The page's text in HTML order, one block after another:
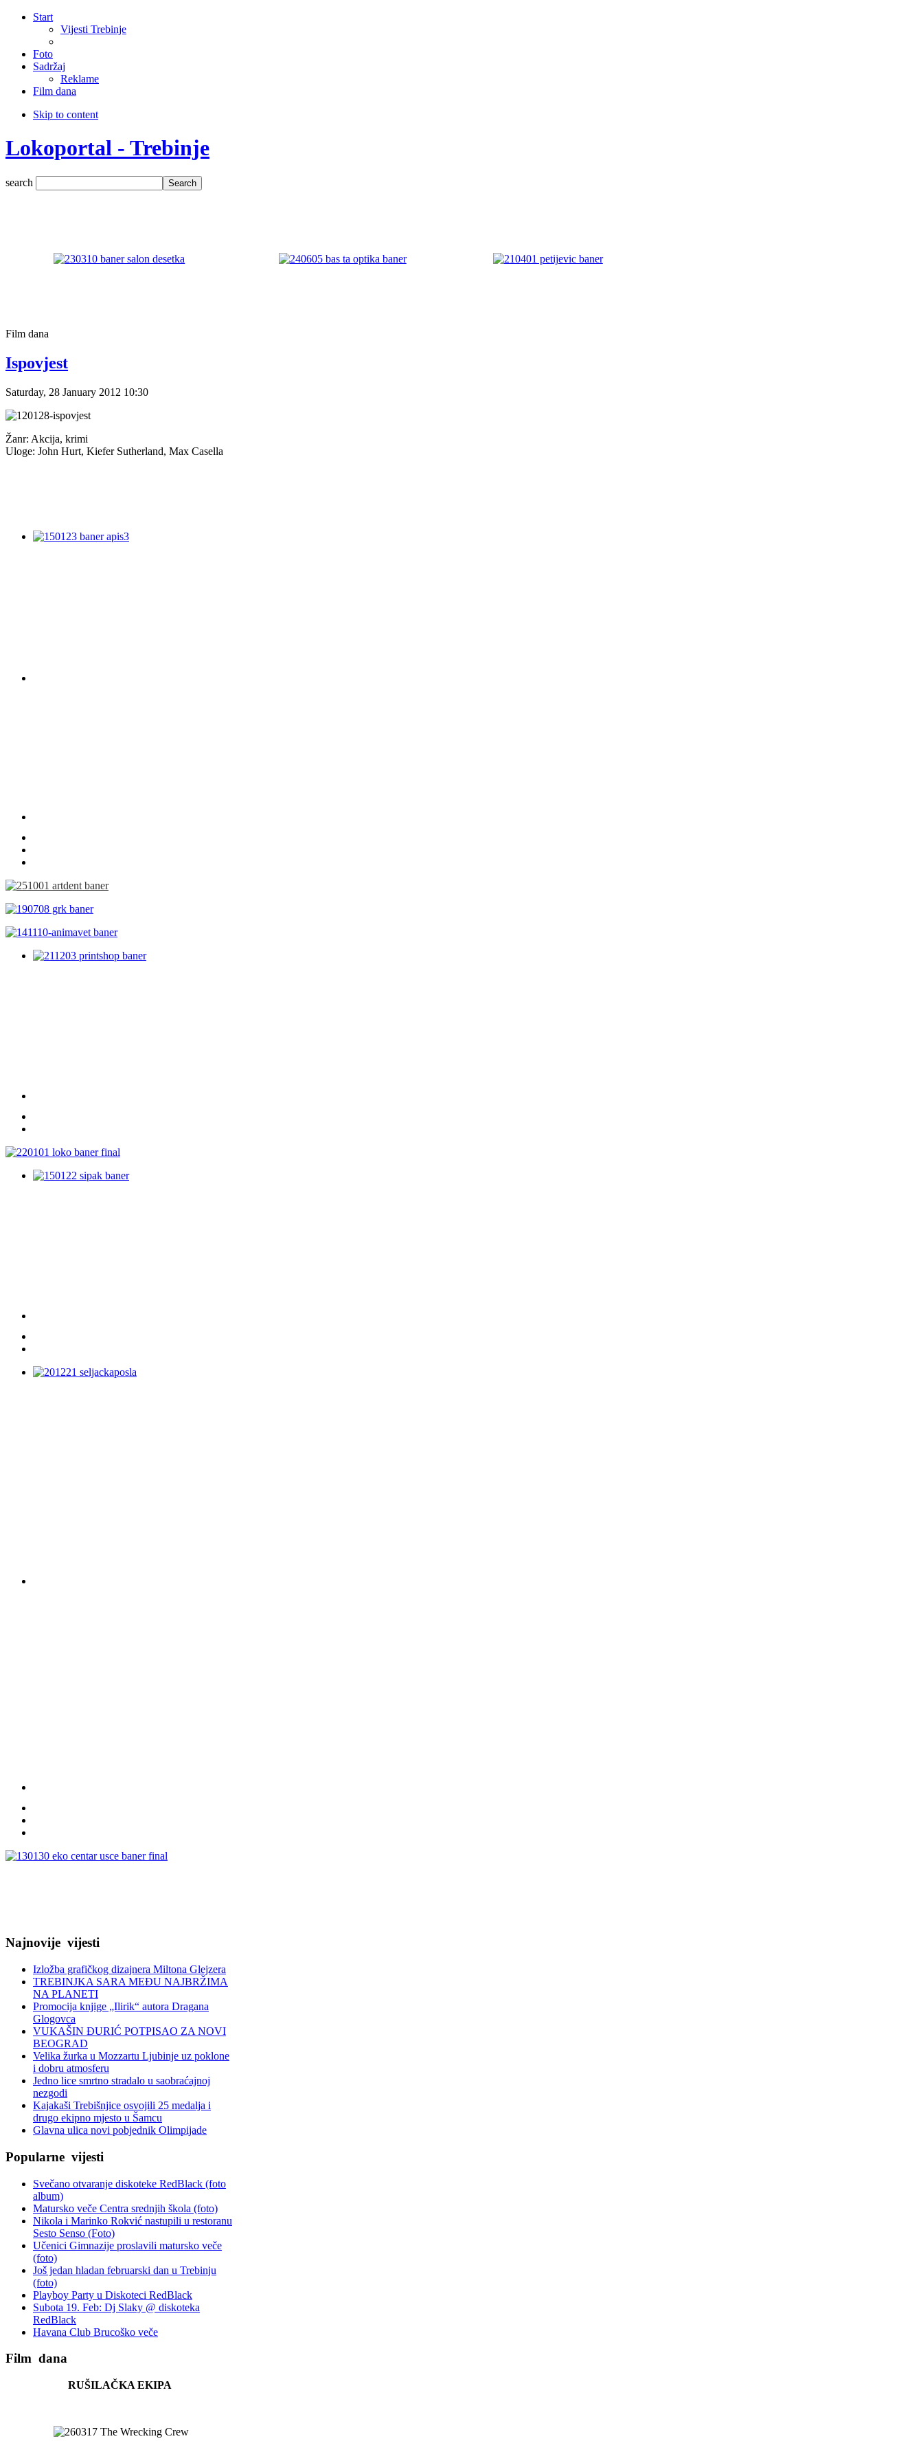
Start
Vijesti Trebinje
Foto
Sadržaj
Reklame
Film dana
Skip to content
Lokoportal - Trebinje
search
Film dana
Ispovjest
Saturday, 28 January 2012 10:30
Žanr: Akcija, krimi
Uloge: John Hurt, Kiefer Sutherland, Max Casella
Najnovije vijesti
Izložba grafičkog dizajnera Miltona Glejzera
TREBINЈKA SARA MEĐU NAJBRŽIMA
NA PLANETI
Promocija knjige „Ilirik“ autora Dragana
Glogovca
VUKAŠIN ĐURIĆ POTPISAO ZA NOVI
BEOGRAD
Velika žurka u Mozzartu Ljubinje uz poklone
i dobru atmosferu
Jedno lice smrtno stradalo u saobraćajnoj
nezgodi
Kajakaši Trebišnjice osvojili 25 medalja i
drugo ekipno mjesto u Šamcu
Glavna ulica novi pobjednik Olimpijade
Popularne vijesti
Svečano otvaranje diskoteke RedBlack (foto
album)
Matursko veče Centra srednjih škola (foto)
Nikola i Marinko Rokvić nastupili u restoranu
Sesto Senso (Foto)
Učenici Gimnazije proslavili matursko veče
(foto)
Još jedan hladan februarski dan u Trebinju
(foto)
Playboy Party u Diskoteci RedBlack
Subota 19. Feb: Dj Slaky @ diskoteka
RedBlack
Havana Club Brucoško veče
Film dana
RUŠILAČKA EKIPA